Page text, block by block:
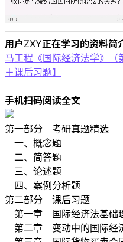
用户ZXY正在学习的资料简
马工程《国际经济法学》
＋课后习题】
手机扫码阅读全文
第一部分 考研真题精选
一、概念题
二、简答题
三、论述题
四、案例分析题
第二部分 课后习题
第一章 国际经济法基础
第二章 变动中的国际经